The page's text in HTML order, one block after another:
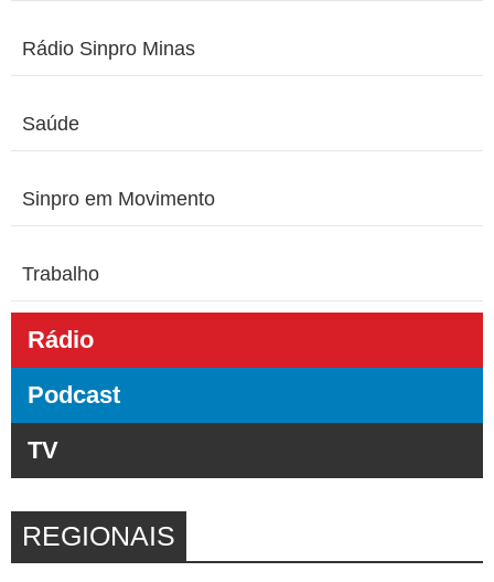
Rádio Sinpro Minas
Saúde
Sinpro em Movimento
Trabalho
Rádio
Podcast
TV
REGIONAIS